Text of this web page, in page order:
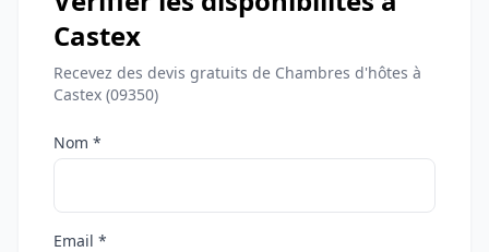
Castex
Recevez des devis gratuits de Chambres d'hôtes à
Castex (09350)
Nom *
Email *